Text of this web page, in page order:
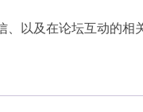
、以及在论坛互动的相